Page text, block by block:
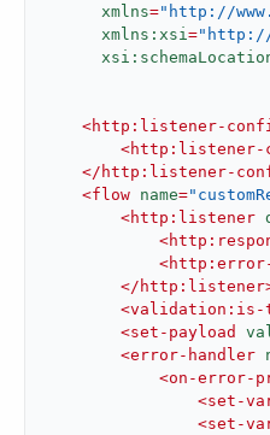
xmlns="http://
xmlns:xsi ="http://
<http:listener-
<http:listener-
</ http:listener-
<flow name=
<http:listener
<
<http:error-
</ http:listener
<validation:is-
<set-payload
<error-handler
<on-error-
<set-
<set-